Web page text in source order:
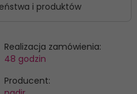
i produktów
Realizacja zamówienia:
48 godzin
Producent: